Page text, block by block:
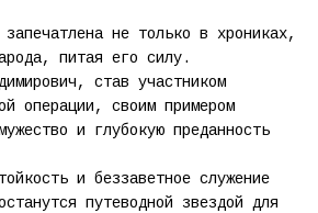
не только в хрониках,
питая его силу.
став участником
операции, своим примером
и глубокую преданность
и беззаветное служение
путеводной звездой для